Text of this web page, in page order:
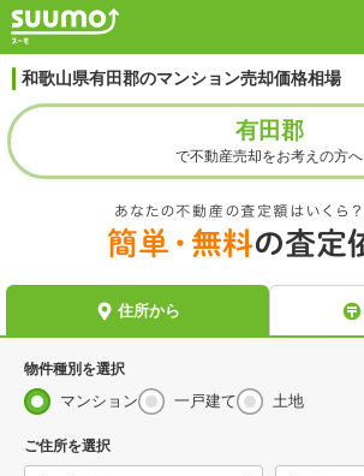
和歌山県有田郡のマンション売却価格相場
有田郡
で不動産売却をお考えの方へ
物件種別を選択
マンション 一戸建て 土地
ご住所を選択